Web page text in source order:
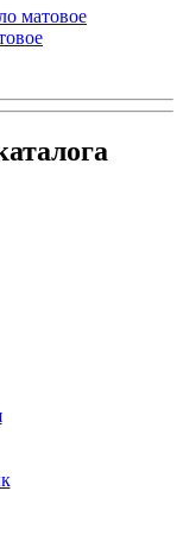
матовое